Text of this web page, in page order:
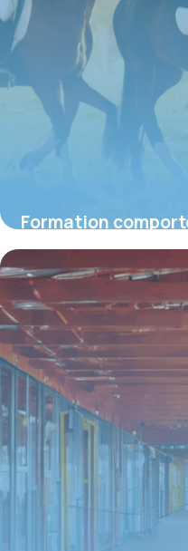
Formation
quelles voies,
choisir ?
16 juin 2026